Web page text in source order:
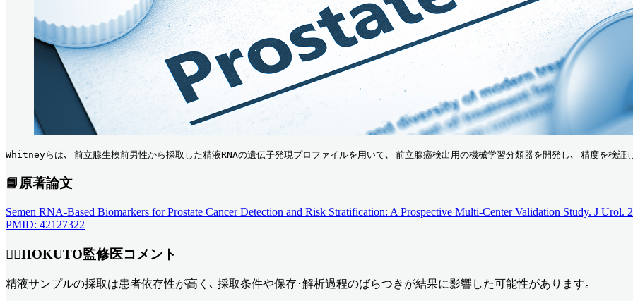
Whitneyらは､ 前立腺生検前男性から採取した精液RNAの遺伝子発現プロファイルを用いて､ 前立腺癌検出用の機械学習分類器を開発し､ 精度を
📘原著論文
Semen RNA-Based Biomarkers for Prostate Cancer Detection and Risk Stratification: A Prospective Multi-Center Validation Study. J
PMID: 42127322
👨‍⚕️HOKUTO監修医コメント
精液サンプルの採取は患者依存性が高く､ 採取条件や保存･解析過程のばらつきが結果に影響した可能性があります｡